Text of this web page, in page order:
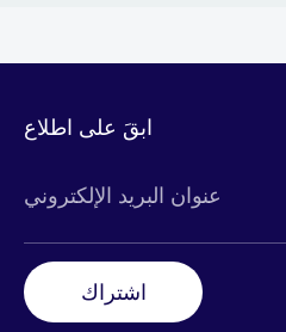
ابقَ على اطلاع
عنوان البريد الإلكتروني
اشتراك